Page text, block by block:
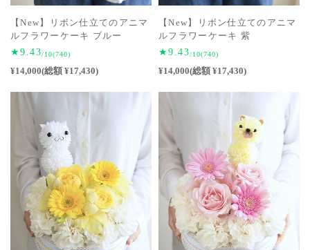
【New】リボン仕立てのアニマ
ルフラワーケーキ ブルー
★9.43/10(740)
¥14,000(総額 ¥17,430)
【New】リボン仕立てのアニマ
ルフラワーケーキ 紫
★9.43/10(740)
¥14,000(総額 ¥17,430)